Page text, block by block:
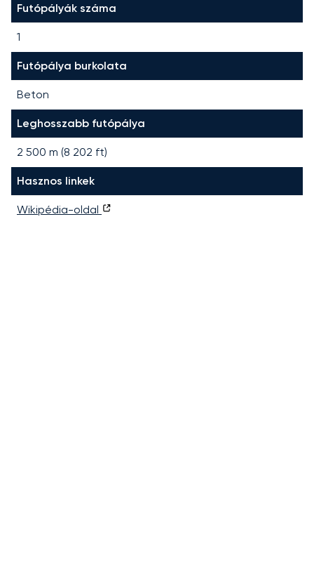
Futópályák száma
1
Futópálya burkolata
Beton
Leghosszabb futópálya
2 500 m (8 202 ft)
Hasznos linkek
Wikipédia-oldal